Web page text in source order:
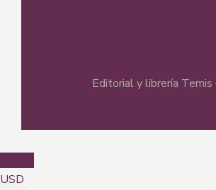
Editorial y librería
USD